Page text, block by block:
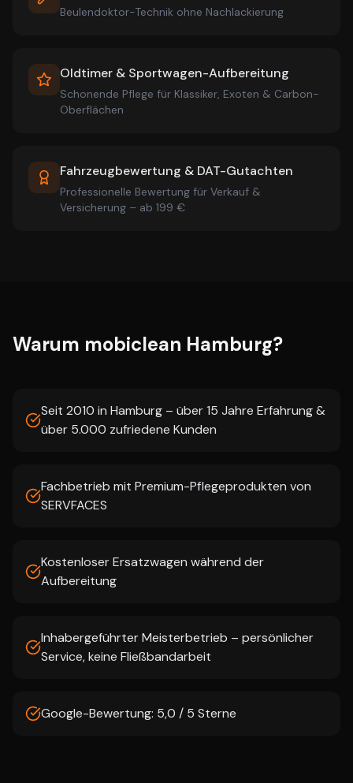
Beulendoktor-Technik ohne Nachlackierung
Oldtimer & Sportwagen-Aufbereitung
Schonende Pflege für Klassiker, Exoten & Carbon-
Oberflächen
Fahrzeugbewertung & DAT-Gutachten
Professionelle Bewertung für Verkauf &
Versicherung – ab 199 €
Warum mobiclean Hamburg?
Seit 2010 in Hamburg – über 15 Jahre Erfahrung &
über 5.000 zufriedene Kunden
Fachbetrieb mit Premium-Pflegeprodukten von
SERVFACES
Kostenloser Ersatzwagen während der
Aufbereitung
Inhabergeführter Meisterbetrieb – persönlicher
Service, keine Fließbandarbeit
Google-Bewertung: 5,0 / 5 Sterne